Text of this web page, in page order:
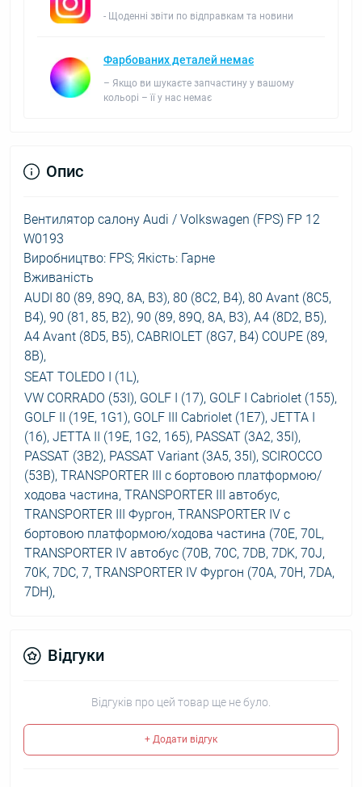
- Щоденні звіти по відправкам та новини
Фарбованих деталей немає
– Якщо ви шукаєте запчастину у вашому
кольорі – її у нас немає
Опис
Вентилятор салону Audi / Volkswagen (FPS) FP 12
W0193
Виробництво: FPS; Якість: Гарне
Вживаність
AUDI 80 (89, 89Q, 8A, B3), 80 (8C2, B4), 80 Avant (8C5,
B4), 90 (81, 85, B2), 90 (89, 89Q, 8A, B3), A4 (8D2, B5),
A4 Avant (8D5, B5), CABRIOLET (8G7, B4) COUPE (89,
8B),
SEAT TOLEDO I (1L),
VW CORRADO (53I), GOLF I (17), GOLF I Cabriolet (155),
GOLF II (19E, 1G1), GOLF III Cabriolet (1E7), JETTA I
(16), JETTA II (19E, 1G2, 165), PASSAT (3A2, 35I),
PASSAT (3B2), PASSAT Variant (3A5, 35I), SCIROCCO
(53B), TRANSPORTER III c бортовою платформою/
ходова частина, TRANSPORTER III автобус,
TRANSPORTER III Фургон, TRANSPORTER IV c
бортовою платформою/ходова частина (70E, 70L,
TRANSPORTER IV автобус (70B, 70C, 7DB, 7DK, 70J,
70K, 7DC, 7, TRANSPORTER IV Фургон (70A, 70H, 7DA,
7DH),
Відгуки
Відгуків про цей товар ще не було.
+ Додати відгук